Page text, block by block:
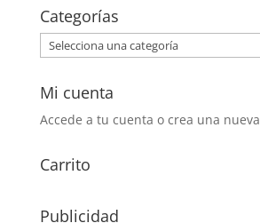
era:
2,00€.
es:
0,40€.
Categorías
Mi cuenta
Accede a tu cuenta o crea una nueva
Carrito
Publicidad